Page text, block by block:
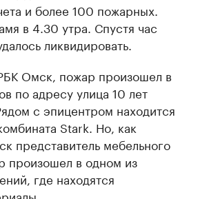
и более 100 пожарных.
в 4.30 утра. Спустя час
ликвидировать.
Омск, пожар произошел в
по адресу улица 10 лет
с эпицентром находится
Stark. Но, как
представитель мебельного
произошел в одном из
где находятся